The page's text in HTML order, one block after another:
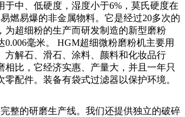
于中、低硬度，湿度小于6%，莫氏硬度在
燃易爆的非金属物料。它是经过20多次的
为超细粉的生产而研发制造的新型磨粉
0.006毫米。 HGM超细微粉磨粉机主要用
方解石、滑石、涂料、颜料和化妆品行
相比，它经济实惠、产量大，并且一年只
零配件。装备有袋式过滤器以保护环境。
整的研磨生产线。我们还提供独立的破碎